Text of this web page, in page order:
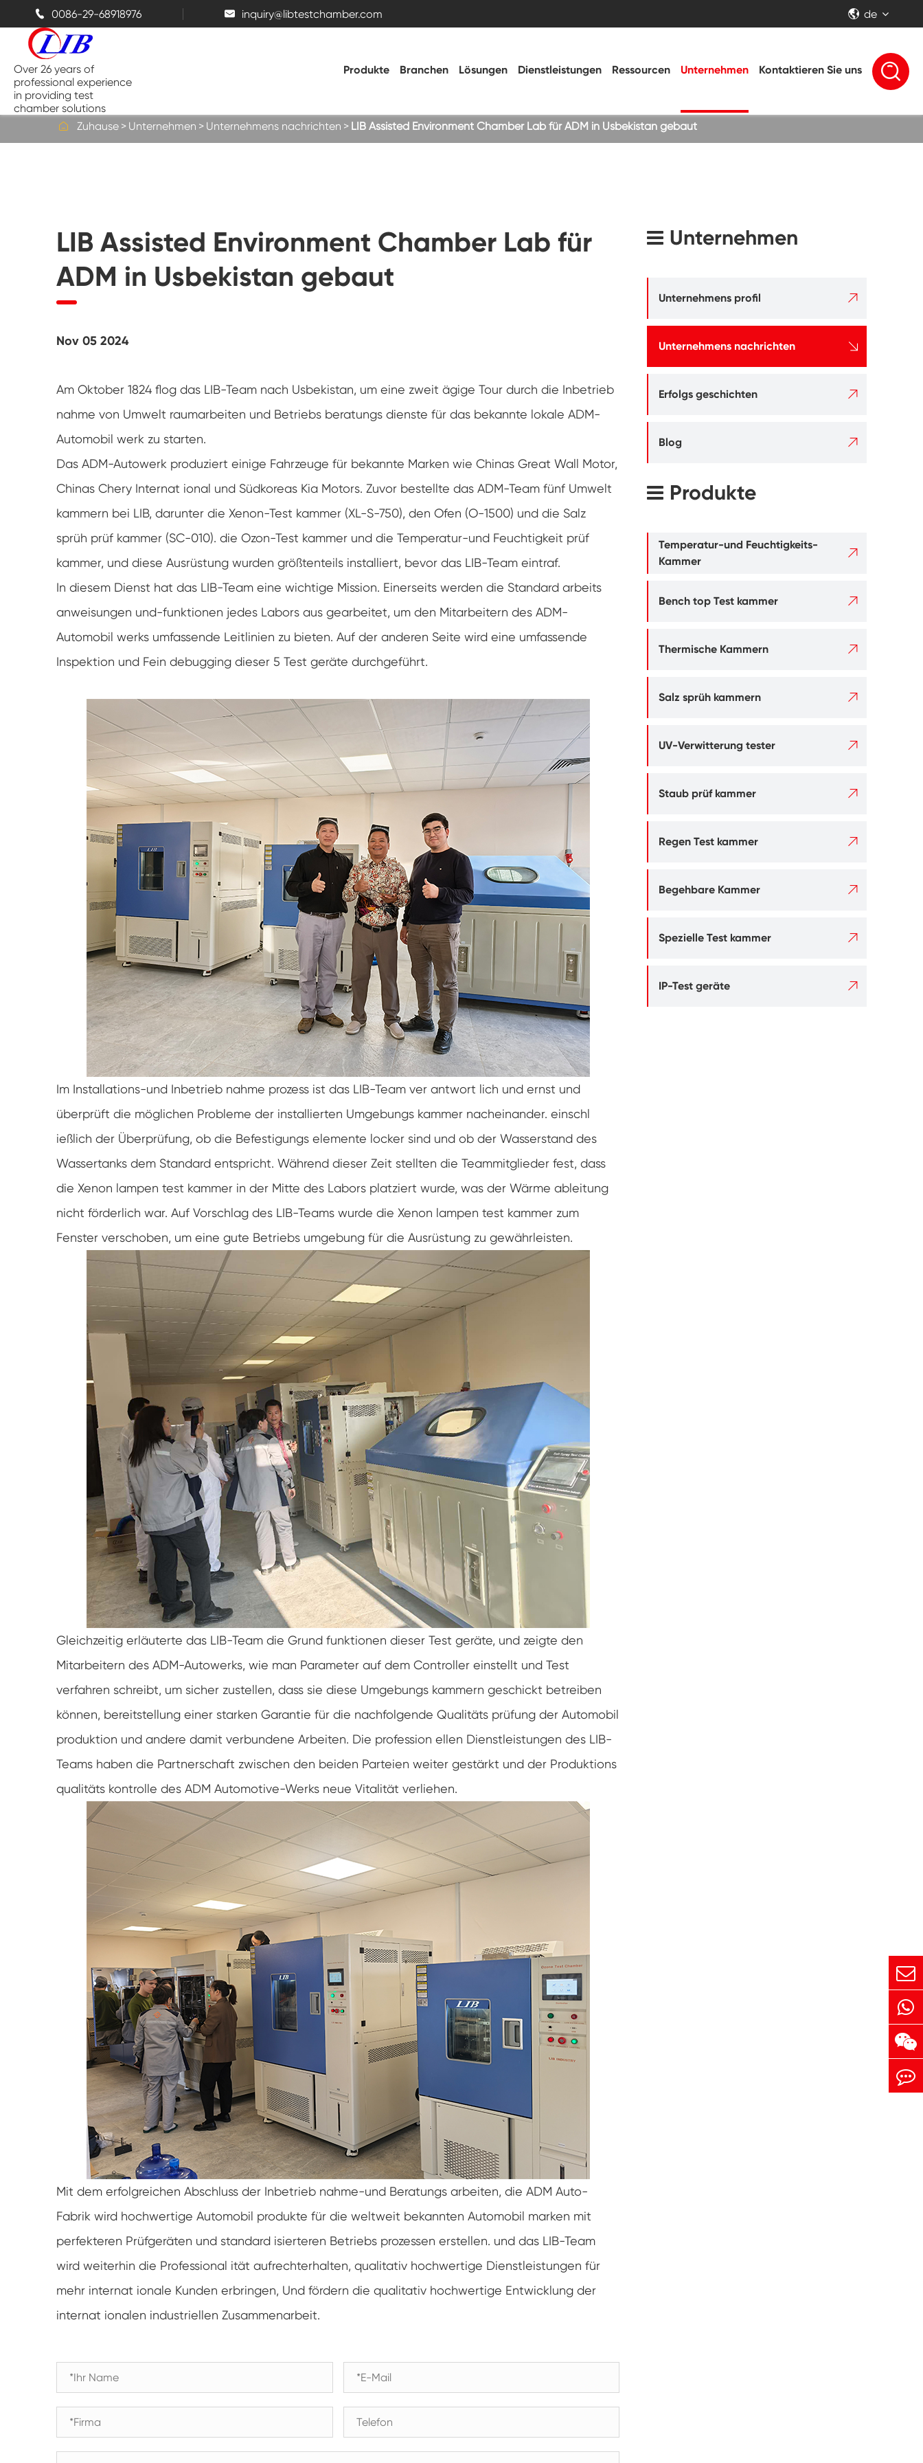
 0086-29-68918976  inquiry@libtestchamber.com  de
Over 26 years of
professional experience
in providing test
chamber solutions
Produkte
Thermische Kammern
Salz sprüh kammern
Regen Test kammer
Begehbare Kammer
Spezielle Test kammer
IP-Test geräte
Vibrations kammer
Hohe Niedertemperatur-Test kammer
Umwelt kontrollierte Kammer
Thermische Luft feuchtigkeit Kammer
Kryogene Kammer
Feuchte Heiz kammer für PV-Module
Klima-und Temperatur prüf kammer
Heiße kalte Temperatur prüf kammer
Kammer für kalte Umwelt
Konstantes Klima kabinett
LV124 K-12 Temperatur-Schock-und
Spritzwasser-Test gerät
Explosions geschützte Batterie Thermische
Temperatur-Vibrations maschine
Industrie ofen für Batterien
Industrielle Gefrier kammer
Doppelte Tür benutzer definierte
Temperatur-Feuchtigkeits-Kammer
Heiße kalte Feuchtigkeits-Kammer
Haltbarkeit prüfungs kammer
Kombinierte Salz sprüh-und Klima test
kammer
Temperatur- und Feuchtegesteuerte
Umweltkonditionierungseinheit
kammer
Temperatur-Umwelt simulations kammer
Nass-Glühbirnen-Gaze für Temperatur-
Feuchtigkeits-Kammern
Vielseitige Umwelt prüfungs kammer
Luft feuchtigkeit Umwelt Prüf kammer
Konstante Temperatur kammer
PV-Umweltprüfkammer
Konstante Temperatur-und Feuchtigkeits-
Test-Kammer
Hydrolyse-Alterung prüfung Stabilitäts
kammer
Nass Wick für Feuchtigkeits-Test-Kammer
Luft feuchtigkeit Kammer
Höhen kammer
Kammer für thermischen Missbrauch
Klimaanlagen kammer mit negativer
Temperatur
Temperatur Luft feuchtigkeit Labor
klimatische Test kammer
Temperatur-Höhen-Kammer
Feuchte Wärme kammer
Trocken ofen
Kalte Klima kammer
PV-Degradationstestkammer
Konditionierung kammer
Spaziergang in der Luft feuchtigkeit Kammer
Wärme kalte Feuchtigkeit kammer
Temperatur kammer
Reichweite-In der Umwelt kammer
Umwelt Stress Kammer
Unter Null Umwelt kammer
Ausrüstung für beschleunigte
Haltbarkeitsprüfungen
Stabilitäts kammer
Temperatur-Schüttler-Kammer
Konstanter Niedrig temperatur schrank
Explosions geschützte Test kammer
Feuchtigkeits-Gefrier-Test-Kammer
PV-Prüf kammer
PV-Umweltkammer
Branchen Lösungen Dienstleistungen Ressourcen Unternehmen Kontaktieren Sie uns 
 Zuhause Unternehmen Unternehmens nachrichten LIB Assisted Environment Chamber Lab für ADM in Usbekistan gebaut
LIB Assisted Environment Chamber Lab für
ADM in Usbekistan gebaut
Nov 05 2024
Am Oktober 1824 flog das LIB-Team nach Usbekistan, um eine zweit ägige Tour durch die Inbetrieb
nahme von Umwelt raumarbeiten und Betriebs beratungs dienste für das bekannte lokale ADM-
Automobil werk zu starten.
Das ADM-Autowerk produziert einige Fahrzeuge für bekannte Marken wie Chinas Great Wall Motor,
Chinas Chery Internat ional und Südkoreas Kia Motors. Zuvor bestellte das ADM-Team fünf Umwelt
kammern bei LIB, darunter die Xenon-Test kammer (XL-S-750), den Ofen (O-1500) und die Salz
sprüh prüf kammer (SC-010). die Ozon-Test kammer und die Temperatur-und Feuchtigkeit prüf
kammer, und diese Ausrüstung wurden größtenteils installiert, bevor das LIB-Team eintraf.
In diesem Dienst hat das LIB-Team eine wichtige Mission. Einerseits werden die Standard arbeits
anweisungen und-funktionen jedes Labors aus gearbeitet, um den Mitarbeitern des ADM-
Automobil werks umfassende Leitlinien zu bieten. Auf der anderen Seite wird eine umfassende
Inspektion und Fein debugging dieser 5 Test geräte durchgeführt.
Im Installations-und Inbetrieb nahme prozess ist das LIB-Team ver antwort lich und ernst und
überprüft die möglichen Probleme der installierten Umgebungs kammer nacheinander. einschl
ießlich der Überprüfung, ob die Befestigungs elemente locker sind und ob der Wasserstand des
Wassertanks dem Standard entspricht. Während dieser Zeit stellten die Teammitglieder fest, dass
die Xenon lampen test kammer in der Mitte des Labors platziert wurde, was der Wärme ableitung
nicht förderlich war. Auf Vorschlag des LIB-Teams wurde die Xenon lampen test kammer zum
Fenster verschoben, um eine gute Betriebs umgebung für die Ausrüstung zu gewährleisten.
Gleichzeitig erläuterte das LIB-Team die Grund funktionen dieser Test geräte, und zeigte den
Mitarbeitern des ADM-Autowerks, wie man Parameter auf dem Controller einstellt und Test
verfahren schreibt, um sicher zustellen, dass sie diese Umgebungs kammern geschickt betreiben
können, bereitstellung einer starken Garantie für die nachfolgende Qualitäts prüfung der Automobil
produktion und andere damit verbundene Arbeiten. Die profession ellen Dienstleistungen des LIB-
Teams haben die Partnerschaft zwischen den beiden Parteien weiter gestärkt und der Produktions
qualitäts kontrolle des ADM Automotive-Werks neue Vitalität verliehen.
Mit dem erfolgreichen Abschluss der Inbetrieb nahme-und Beratungs arbeiten, die ADM Auto-
Fabrik wird hochwertige Automobil produkte für die weltweit bekannten Automobil marken mit
perfekteren Prüfgeräten und standard isierteren Betriebs prozessen erstellen. und das LIB-Team
wird weiterhin die Professional ität aufrechterhalten, qualitativ hochwertige Dienstleistungen für
mehr internat ionale Kunden erbringen, Und fördern die qualitativ hochwertige Entwicklung der
internat ionalen industriellen Zusammenarbeit.
Unternehmen
Unternehmens profil 
Unternehmens nachrichten 
Erfolgs geschichten 
Blog 
Produkte
Temperatur-und Feuchtigkeits-
Kammer

Bench top Test kammer 
Thermische Kammern 
Salz sprüh kammern 
UV-Verwitterung tester 
Staub prüf kammer 
Regen Test kammer 
Begehbare Kammer 
Spezielle Test kammer 
IP-Test geräte 